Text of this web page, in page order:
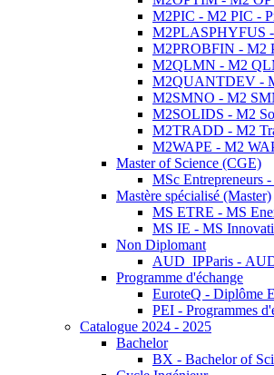
M2PIC - M2 PIC -
M2PLASPHYFUS -
M2PROBFIN - M2
M2QLMN - M2
M2QUANTDEV -
M2SMNO - M2
M2SOLIDS - M2
M2TRADD - M2
M2WAPE - M2
Master of Science (CGE)
MSc Entrepreneurs
Mastère spécialisé (Master)
MS ETRE - MS
MS IE - MS
Non Diplomant
AUD_IPParis -
Programme d'échange
EuroteQ - Diplôme
PEI - Programmes
Catalogue 2024 - 2025
Bachelor
BX - Bachelor of